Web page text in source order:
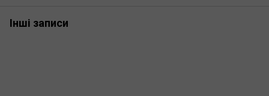
Інші записи